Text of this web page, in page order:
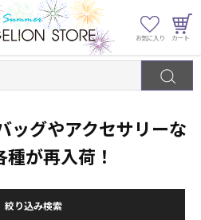
ッグやアクセサリーな
が再入荷！
絞り込み検索